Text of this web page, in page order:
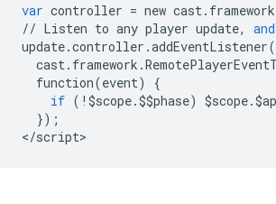
var controller = new cast. framework
// Listen to any player update, and
update.controller .addEventListener(
cast. framework .
function(event)
{
if ( !$scope.$$phase) $scope.$
});
</script>